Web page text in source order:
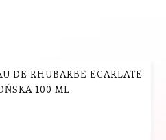
DE RHUBARBE ECARLATE
100 ML